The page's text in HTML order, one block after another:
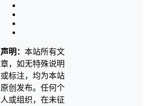
声明： 本站所有文
章，如无特殊说明
或标注，均为本站
原创发布。任何个
人或组织，在未征